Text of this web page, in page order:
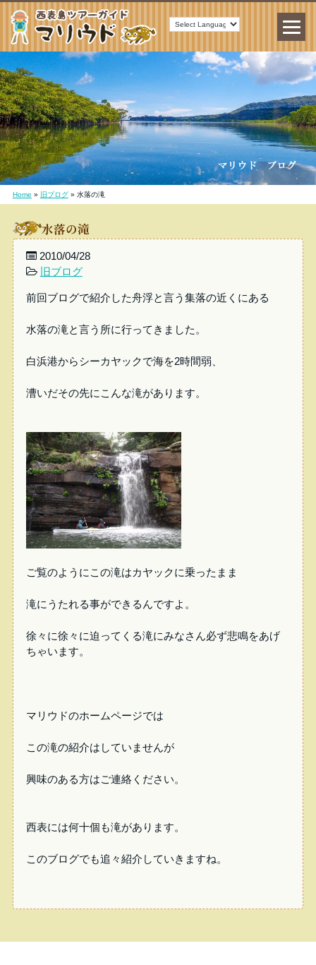
Home » 旧ブログ » 水落の滝
水落の滝
2010/04/28
旧ブログ
前回ブログで紹介した舟浮と言う集落の近くにある
水落の滝と言う所に行ってきました。
白浜港からシーカヤックで海を2時間弱、
漕いだその先にこんな滝があります。
ご覧のようにこの滝はカヤックに乗ったまま
滝にうたれる事ができるんですよ。
徐々に徐々に迫ってくる滝にみなさん必ず悲鳴をあげ
ちゃいます。
マリウドのホームページでは
この滝の紹介はしていませんが
興味のある方はご連絡ください。
西表には何十個も滝があります。
このブログでも追々紹介していきますね。